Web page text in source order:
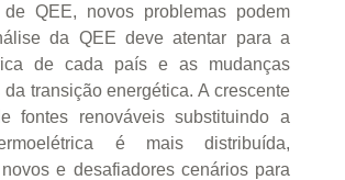
de QEE, novos problemas podem
da QEE deve atentar para a
de cada país e as mudanças
da transição energética. A crescente
fontes renováveis substituindo a
é mais distribuída,
e desafiadores cenários para